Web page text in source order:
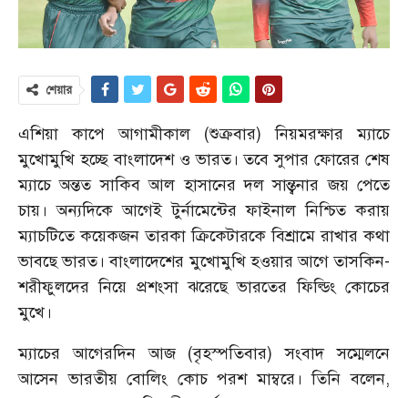
শেয়ার
এশিয়া কাপে আগামীকাল (শুক্রবার) নিয়মরক্ষার ম্যাচে
মুখোমুখি হচ্ছে বাংলাদেশ ও ভারত। তবে সুপার ফোরের শেষ
ম্যাচে অন্তত সাকিব আল হাসানের দল সান্ত্বনার জয় পেতে
চায়। অন্যদিকে আগেই টুর্নামেন্টের ফাইনাল নিশ্চিত করায়
ম্যাচটিতে কয়েকজন তারকা ক্রিকেটারকে বিশ্রামে রাখার কথা
ভাবছে ভারত। বাংলাদেশের মুখোমুখি হওয়ার আগে তাসকিন-
শরীফুলদের নিয়ে প্রশংসা ঝরেছে ভারতের ফিল্ডিং কোচের
মুখে।
ম্যাচের আগেরদিন আজ (বৃহস্পতিবার) সংবাদ সম্মেলনে
আসেন ভারতীয় বোলিং কোচ পরশ মাম্বরে। তিনি বলেন,